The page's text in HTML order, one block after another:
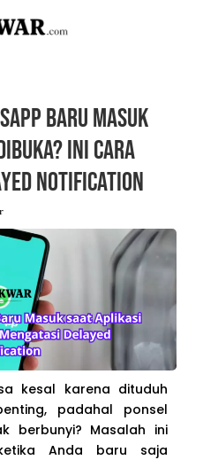
Baru Masuk
Ini Cara
Notification
kesal karena dituduh
padahal ponsel
berbunyi? Masalah ini
Anda baru saja